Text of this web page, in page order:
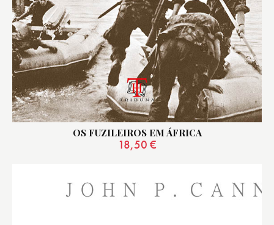
OS FUZILEIROS EM ÁFRICA
18,50 €